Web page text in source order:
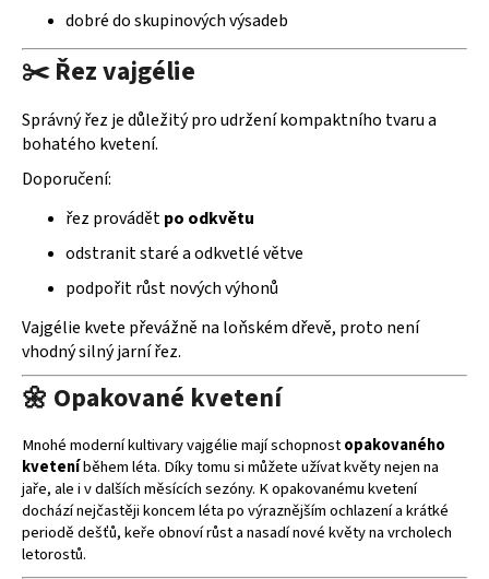
dobré do skupinových výsadeb
✂️ Řez vajgélie
Správný řez je důležitý pro udržení kompaktního tvaru a
bohatého kvetení.
Doporučení:
řez provádětpo odkvětu
odstranit staré a odkvetlé větve
podpořit růst nových výhonů
Vajgélie kvete převážně na loňském dřevě, proto není
vhodný silný jarní řez.
🌼 Opakované kvetení
Mnohé moderní kultivary vajgélie mají schopnostopakovaného
kveteníběhem léta. Díky tomu si můžete užívat květy nejen na
jaře, ale i v dalších měsících sezóny. K opakovanému kvetení
dochází nejčastěji koncem léta po výraznějším ochlazení a krátké
periodě dešťů, keře obnoví růst a nasadí nové květy na vrcholech
letorostů.